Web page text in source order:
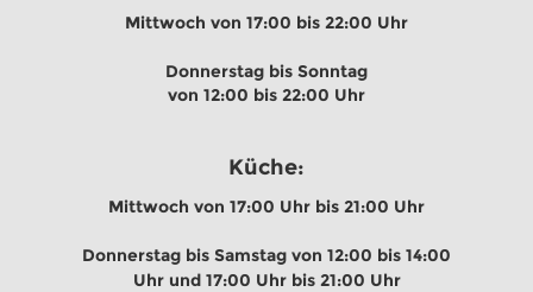
Mittwoch von 17:00 bis 22:00 Uhr
Donnerstag bis Sonntag
von 12:00 bis 22:00 Uhr
Küche:
Mittwoch von 17:00 Uhr bis 21:00 Uhr
Donnerstag bis Samstag von 12:00 bis 14:00
Uhr und 17:00 Uhr bis 21:00 Uhr